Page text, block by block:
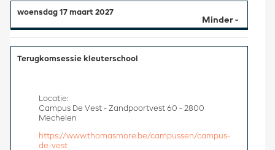
woensdag 17 maart 2027
Terugkomsessie kleuterschool
Locatie:
Campus De Vest - Zandpoortvest 60 - 2800
Mechelen
https://www.thomasmore.be/campussen/campus-
de-vest